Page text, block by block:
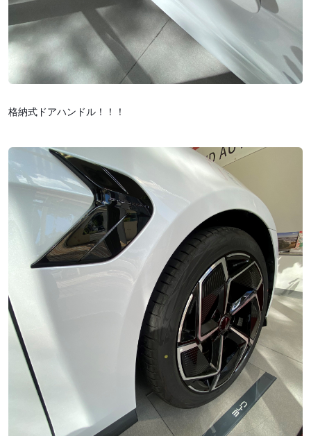
格納式ドアハンドル！！！